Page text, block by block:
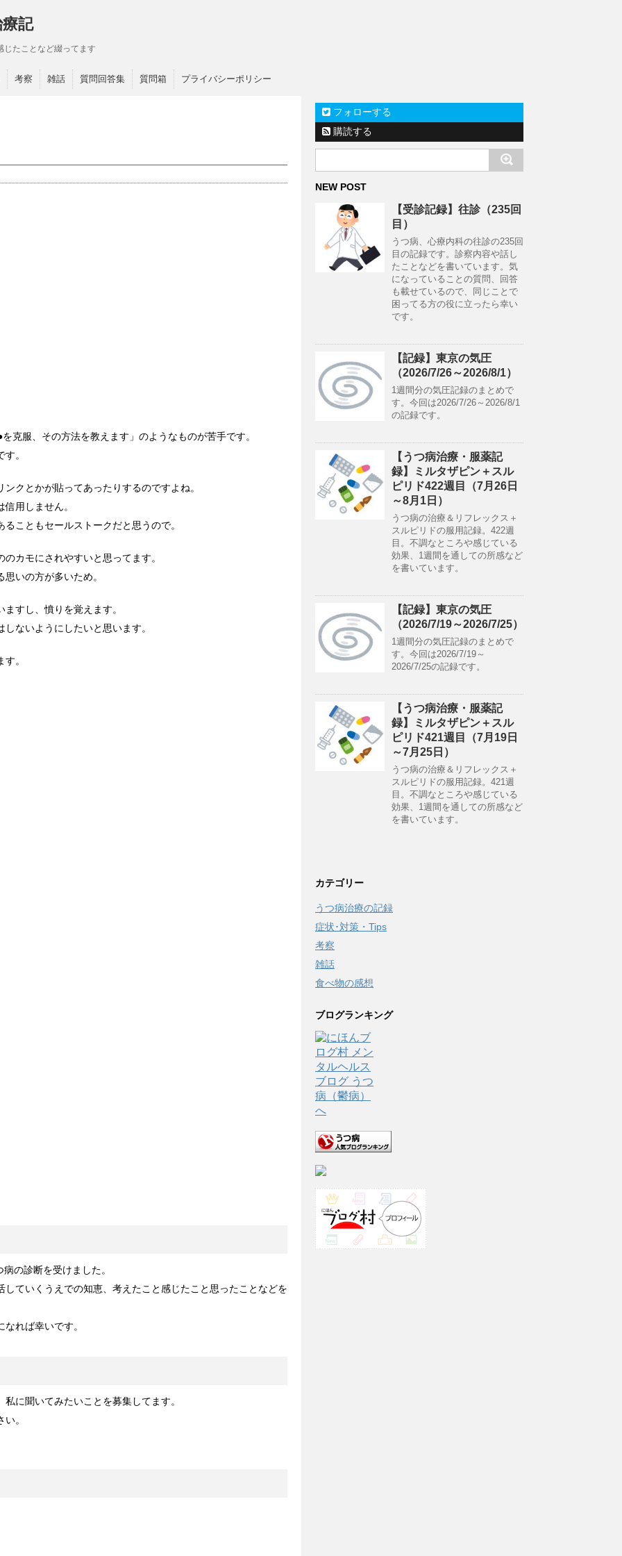
記
じたことなど綴ってます
考察 雑話 質問回答集 質問箱 プライバシーポリシー
克服、その方法を教えます」のようなものが苦手です。
。
クとかが貼ってあったりするのですよね。
用しません。
こともセールストークだと思うので。
カモにされやすいと思ってます。
いの方が多いため。
すし、憤りを覚えます。
ないようにしたいと思います。
。
の診断を受けました。
ていくうえでの知恵、考えたこと感じたこと思ったことなどを
れば幸いです。
に聞いてみたいことを募集してます。
。
フォローする
購読する
NEW POST
【受診記録】往診（235回
目）
うつ病、心療内科の往診の235回
目の記録です。診察内容や話し
たことなどを書いています。気
になっていることの質問、回答
も載せているので、同じことで
困ってる方の役に立ったら幸い
です。
【記録】東京の気圧
（2026/7/26～2026/8/1）
1週間分の気圧記録のまとめで
す。今回は2026/7/26～2026/8/1
の記録です。
【うつ病治療・服薬記
録】ミルタザピン＋スル
ピリド422週目（7月26日
～8月1日）
うつ病の治療＆リフレックス＋
スルピリドの服用記録。422週
目。不調なところや感じている
効果、1週間を通しての所感など
を書いています。
【記録】東京の気圧
（2026/7/19～2026/7/25）
1週間分の気圧記録のまとめで
す。今回は2026/7/19～
2026/7/25の記録です。
【うつ病治療・服薬記
録】ミルタザピン＋スル
ピリド421週目（7月19日
～7月25日）
うつ病の治療＆リフレックス＋
スルピリドの服用記録。421週
目。不調なところや感じている
効果、1週間を通しての所感など
を書いています。
カテゴリー
うつ病治療の記録
症状･対策・Tips
考察
雑話
食べ物の感想
ブログランキング